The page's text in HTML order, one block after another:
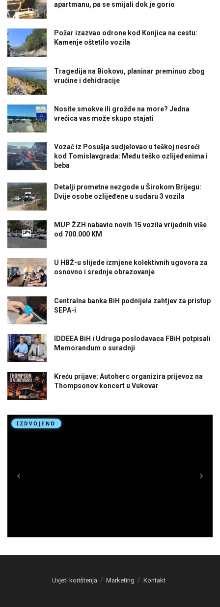
apartmanu, pa se smijali dok je gorio
Požar izazvao odrone kod Konjica na cestu:
Kamenje oštetilo vozila
Tragedija na Biokovu, planinar preminuo zbog
vrućine i dehidracije
Nosite smokve ili grožđe na more? Jedna
vrećica vas može skupo stajati
Vozač iz Posušja sudjelovao u teškoj nesreći
kod Tomislavgrada: Među teško ozlijeđenima i
beba
Detalji prometne nezgode u Širokom Brijegu:
Dvije osobe ozlijeđene u sudaru 3 vozila
MUP ŽZH nabavio novih 15 vozila vrijednih više
od 700.000 KM
U HBŽ-u slijede izmjene kolektivnih ugovora za
osnovno i srednje obrazovanje
Centralna banka BiH podnijela zahtjev za pristup
SEPA-i
IDDEEA BiH i Udruga poslodavaca FBiH potpisali
Memorandum o suradnji
Kreću prijave: Autoherc organizira prijevoz na
Thompsonov koncert u Vukovar
Uvjeti korištenja Marketing Kontakt